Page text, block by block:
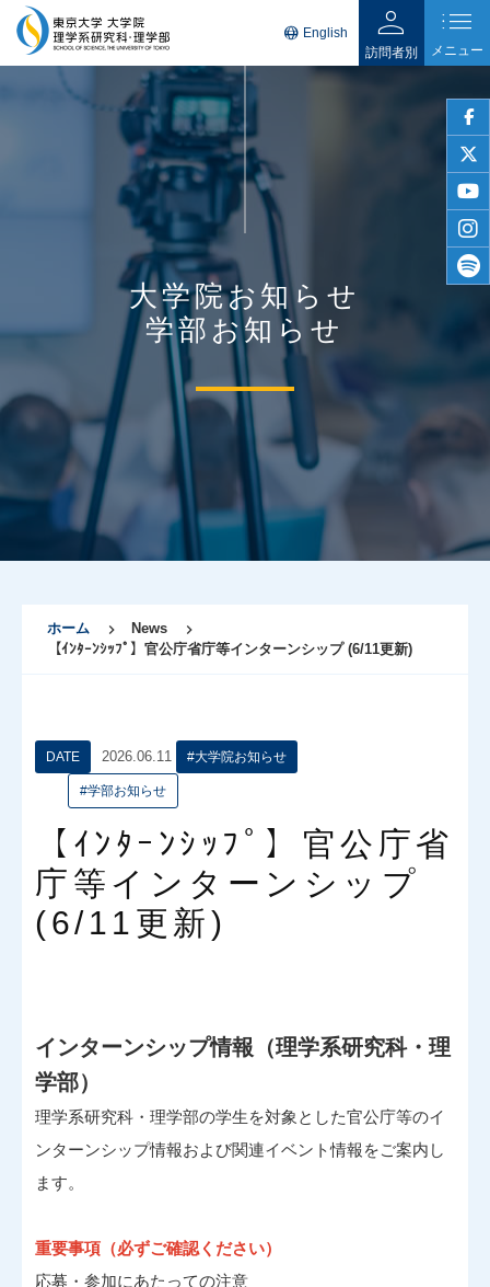
twitter
language English person
訪問者別
list
メニュー
大学院お知らせ
学部お知らせ
ホーム
News
【ｲﾝﾀｰﾝｼｯﾌﾟ】官公庁省庁等インターンシップ (6/11更新)
DATE 2026.06.11 #大学院お知らせ
#学部お知らせ
【ｲﾝﾀｰﾝｼｯﾌﾟ】官公庁省
庁等インターンシップ
(6/11更新)
インターンシップ情報（理学系研究科・理
学部）
理学系研究科・理学部の学生を対象とした官公庁等のイ
ンターンシップ情報および関連イベント情報をご案内し
ます。
重要事項（必ずご確認ください）
応募・参加にあたっての注意